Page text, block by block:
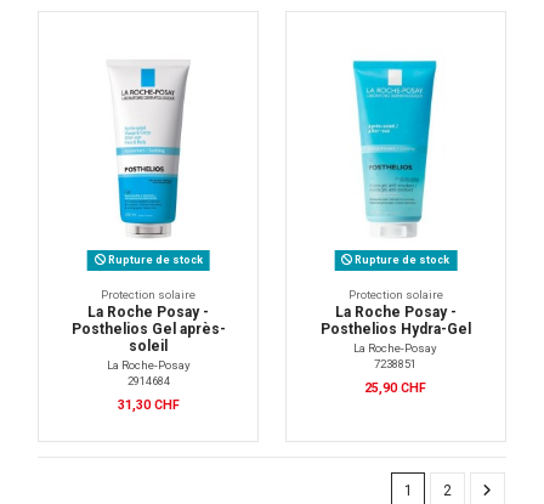
Rupture de stock
Protection solaire
La Roche Posay -
Posthelios Gel après-
soleil
La Roche-Posay
2914684
31,30 CHF
Rupture de stock
Protection solaire
La Roche Posay -
Posthelios Hydra-Gel
La Roche-Posay
7238851
25,90 CHF
1 2